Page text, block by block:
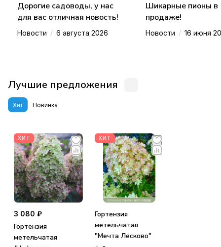
Дорогие садоводы, у нас
для вас отличная новость!
Новости / 6 августа 2026
Шикарные пионы в
продаже!
Новости / 16 июня
Лучшие предложения
Хит Новинка
ХИТ
3 080 ₽
Гортензия
метельчатая
ХИТ
Гортензия
метельчатая
"Мечта Лесково"